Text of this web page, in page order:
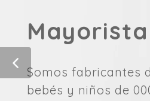
Somos fabricantes
bebés y niños de